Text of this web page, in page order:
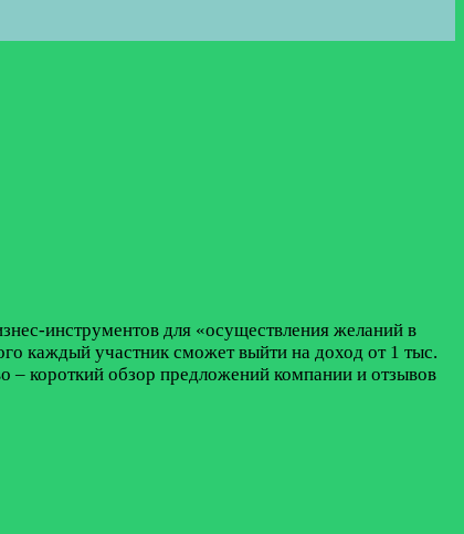
инструментов для «осуществления желаний в
каждый участник сможет выйти на доход от 1 тыс.
– короткий обзор предложений компании и отзывов